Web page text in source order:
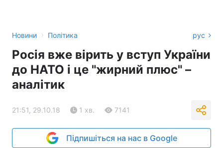
Новини › Політика рус
Росія вже вірить у вступ України
до НАТО і це "жирний плюс" –
аналітик
21:51, 29.10.18 1 хв. 7141
Підпишіться на нас в Google